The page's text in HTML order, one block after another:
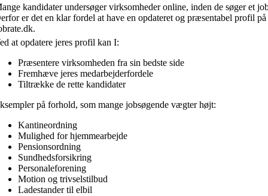
kandidater undersøger virksomheder online, inden de søger et
er det en klar fordel at have en opdateret og præsentabel profil på
at opdatere jeres profil kan I:
Præsentere virksomheden fra sin bedste side
Fremhæve jeres medarbejderfordele
Tiltrække de rette kandidater
på forhold, som mange jobsøgende vægter højt:
Kantineordning
Mulighed for hjemmearbejde
Pensionsordning
Sundhedsforsikring
Personaleforening
Motion og trivselstilbud
Ladestander til elbil